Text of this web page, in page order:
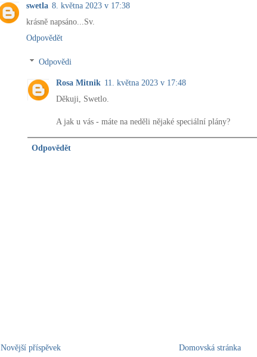
swetla 8. května 2023 v 17:38
krásně napsáno...Sv.
Odpovědět
Odpovědi
Rosa Mitnik 11. května 2023 v 17:48
Děkuji, Swetlo.
A jak u vás - máte na neděli nějaké speciální plány?
Odpovědět
Novější příspěvek Domovská stránka